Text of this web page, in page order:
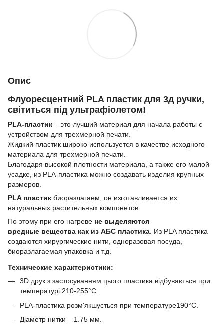
Опис
Флуоресцентний PLA пластик для 3д ручки,
світиться під ультрафіолетом!
PLA-пластик – это лучший материал для начала работы с
устройством для трехмерной печати.
Жидкий пластик широко используется в качестве исходного
материала для трехмерной печати.
Благодаря высокой плотности материала, а также его малой
усадке, из PLA-пластика можно создавать изделия крупных
размеров.
PLA пластик биоразлагаем, он изготавливается из
натуральных растительных компонетов.
По этому при его нагреве не выделяются
вредные вещества как из АБС пластика. Из PLA пластика
создаются хирургические нити, одноразовая посуда,
биоразлагаемая упаковка и т.д.
Технические характеристики:
3D друк з застосуванням цього пластика відбувається при
температурі 210-255°С.
PLA-пластика розм'якшується при температуре190°С.
Діаметр нитки – 1.75 мм.